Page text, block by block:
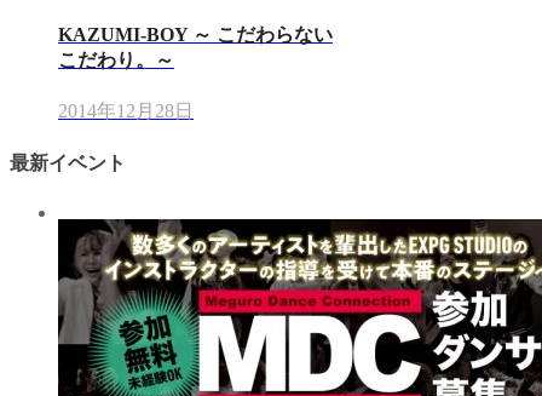
KAZUMI-BOY ～ こだわらない
こだわり。～
2014年12月28日
最新イベント